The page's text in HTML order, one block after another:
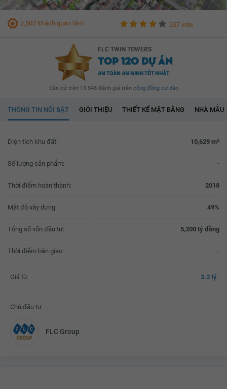
2,502 khách quan tâm 257 vote
FLC TWIN TOWERS
TOP 120 DỰ ÁN
AN TOÀN AN NINH TỐT NHẤT
Căn cứ trên 13.548 đánh giá trên cộng đồng cư dân
THÔNG TIN NỔI BẬT GIỚI THIỆU THIẾT KẾ MẶT BẰNG NHÀ MẪU
Diện tích khu đất: 10,629 m²
Số lượng sản phẩm: -
Thời điểm hoàn thành: 2018
Mật độ xây dựng: 49%
Tổng số vốn đầu tư: 5,200 tỷ đồng
Thời điểm bàn giao: -
Giá từ 3.2 tỷ
Chủ đầu tư
FLC Group